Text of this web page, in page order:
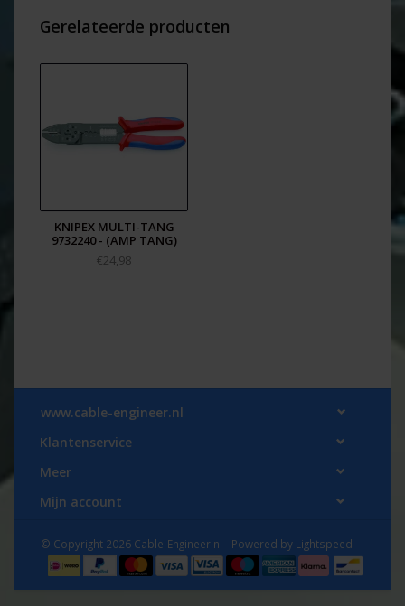
W= 16,7 mm
B= 16,0 mm
Verpakt per 10 stuks in zakje - hierdoor kan het
makkelijker per brievenbuspakket verstuurd worden
en scheelt in de kosten.
Gerelateerde producten
KNIPEX MULTI-TANG
9732240 - (AMP TANG)
€24,98
www.cable-engineer.nl
Klantenservice
Meer
Mijn account
© Copyright 2026 Cable-Engineer.nl - Powered by Lightspeed